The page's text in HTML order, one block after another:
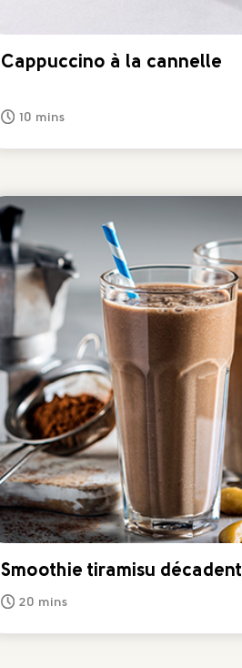
Cappuccino à la cannelle
10 mins
Smoothie tiramisu décadent
20 mins